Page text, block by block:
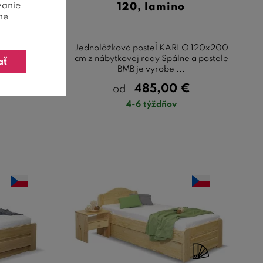
Spálne
120, lamino
Jednolôžková posteľ KARLO 120x200
cm z nábytkovej rady Spálne a postele
BMB je vyrobe ...
od 485,00 €
4-6 týždňov